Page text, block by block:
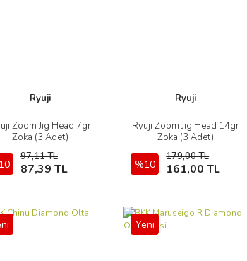
Ryuji
Zoom Jig Head 7gr
Zoka (3 Adet)
97,11 TL
87,39 TL
İncele
Sepete Ekle
Ryuji
Ryujı Zoom Jig Head 14gr
Zoka (3 Adet)
%10
179,00 TL
161,00 TL
İncele
Sepete Ekle
Yeni